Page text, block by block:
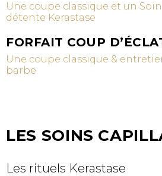
Une coupe classique et un Soin
détente Kerastase
FORFAIT COUP
Une coupe classique &
barbe
LES SOINS
Les rituels Kerastase